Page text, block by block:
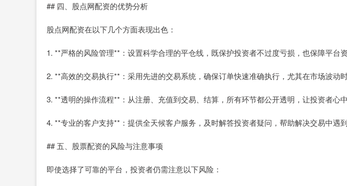
## 四、股点网配资的优势分析
股点网配资在以下几个方面表现出色：
1. **严格的风险管理**：设置科学合理的平仓线，既保护投资者不过度亏损，也保障平台资
2. **高效的交易执行**：采用先进的交易系统，确保订单快速准确执行，尤其在市场波动时
3. **透明的操作流程**：从注册、充值到交易、结算，所有环节都公开透明，让投资者心中
4. **专业的客户支持**：提供全天候客户服务，及时解答投资者疑问，帮助解决交易中遇到
## 五、股票配资的风险与注意事项
即使选择了可靠的平台，投资者仍需注意以下风险：